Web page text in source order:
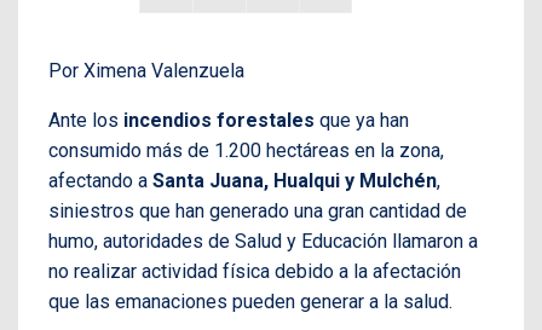
Por Ximena Valenzuela
Ante los incendios forestales que ya han
consumido más de 1.200 hectáreas en la zona,
afectando a Santa Juana, Hualqui y Mulchén,
siniestros que han generado una gran cantidad de
humo, autoridades de Salud y Educación llamaron a
no realizar actividad física debido a la afectación
que las emanaciones pueden generar a la salud.